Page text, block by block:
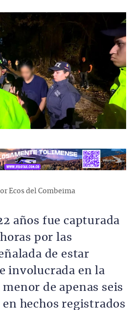
Ecos del Combeima
años fue capturada
por las
de estar
involucrada en la
de apenas seis
en hechos registrados